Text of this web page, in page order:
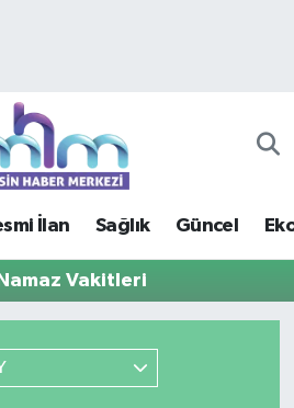
İlan Sağlık Güncel
Vakitleri
Haritası
ve Fikstür